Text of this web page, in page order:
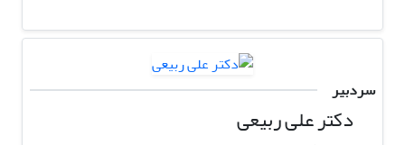
سردبیر
دکتر علی ربیعی